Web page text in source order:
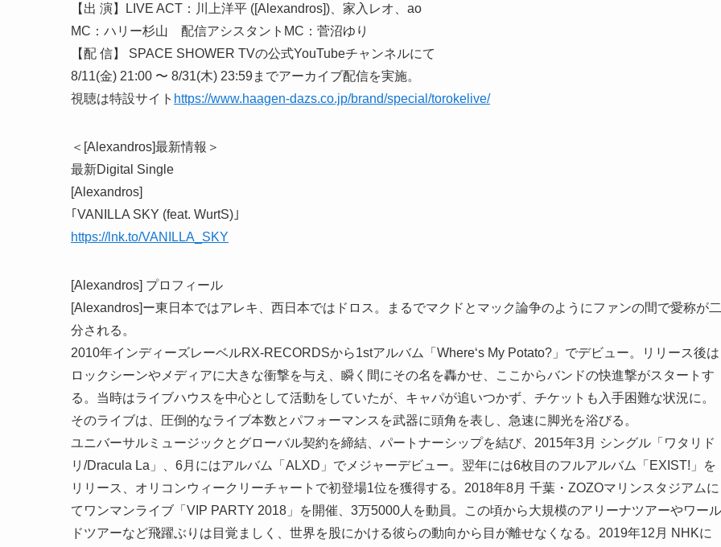
【出 演】LIVE ACT：川上洋平 ([Alexandros])、家入レオ、ao
MC：ハリー杉山 配信アシスタントMC：菅沼ゆり
【配 信】 SPACE SHOWER TVの公式YouTubeチャンネルにて
8/11(金) 21:00 〜 8/31(木) 23:59までアーカイブ配信を実施。
視聴は特設サイト https://www.haagen-dazs.co.jp/brand/special/torokelive/
＜[Alexandros]最新情報＞
最新Digital Single
[Alexandros]
｢VANILLA SKY (feat. WurtS)｣
https://lnk.to/VANILLA_SKY
[Alexandros] プロフィール
[Alexandros]ー東日本ではアレキ、西日本ではドロス。まるでマクドとマック論争のようにファンの間で愛称が二
分される。
2010年インディーズレーベルRX-RECORDSから1stアルバム「Where‘s My Potato?」でデビュー。リリース後は
ロックシーンやメディアに大きな衝撃を与え、瞬く間にその名を轟かせ、ここからバンドの快進撃がスタートす
る。当時はライブハウスを中心として活動をしていたが、キャパが追いつかず、チケットも入手困難な状況に。
そのライブは、圧倒的なライブ本数とパフォーマンスを武器に頭角を表し、急速に脚光を浴びる。
ユニバーサルミュージックとグローバル契約を締結、パートナーシップを結び、2015年3月 シングル「ワタリド
リ/Dracula La」、6月にはアルバム「ALXD」でメジャーデビュー。翌年には6枚目のフルアルバム「EXIST!」を
リリース、オリコンウィークリーチャートで初登場1位を獲得する。2018年8月 千葉・ZOZOマリンスタジアムに
てワンマンライブ「VIP PARTY 2018」を開催、3万5000人を動員。この頃から大規模のアリーナツアーやワール
ドツアーなど飛躍ぶりは目覚ましく、世界を股にかける彼らの動向から目が離せなくなる。2019年12月 NHKに